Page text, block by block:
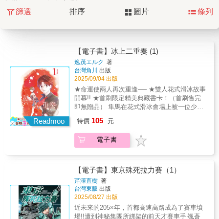
篩選 排序 圖片 條列
Readmoo
【電子書】冰上二重奏 (1)
逸茂エルク 著
台灣角川 出版
2025/09/04 出版
★命運使兩人再次重逢── ★雙人花式滑冰故事
開幕!! ★首刷限定精美典藏書卡！（首刷售完
即無贈品） 隼馬在花式滑冰會場上被一位少女
然而，那位令他憧憬的少女卻突然從賽場上消
失了。失去方向的隼馬，數年後在滑冰場上竟
與她意外重逢…!?©2023 by Elck Itsumo /
特價 105 元
電子書
【電子書】東京殊死拉力賽（1）
芹澤直樹 著
台灣東販 出版
2025/08/27 出版
近未來的205×年，首都高速高路成為了賽車墳
場!!遭到神秘集團所綁架的前天才賽車手‧颯蒼